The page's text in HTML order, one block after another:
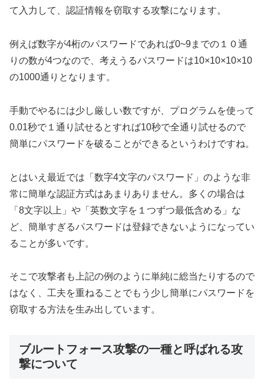
て入力して、認証情報を窃取する攻撃になります。
例えば数字が4桁のパスワードであれば0~9までの１０通
りの数が4つなので、考えうるパスワードは10×10×10×10
の1000通りとなります。
手動でやるには少し厳しい数ですが、プログラムを使って
0.01秒で１通り試せるとすれば10秒で全通り試せるので
簡単にパスワードを破ることができるというわけですね。
とはいえ最近では「数字4文字のパスワード」のような非
常に簡単な認証方式はあまりありません。多くの場合は
「8文字以上」や「英数文字を１つずつ最低含める」な
ど、簡単すぎるパスワードは登録できないようになってい
ることが多いです。
そこで攻撃者も上記の例のように単純に総当たりするので
はなく、工夫を重ねることでもう少し簡単にパスワードを
窃取する方法を生み出しています。
ブルートフォース攻撃の一種と呼ばれる攻
撃について